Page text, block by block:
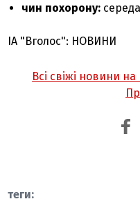
чин похорону:
ІА "Вголос": НОВИНИ
Всі свіжі новини